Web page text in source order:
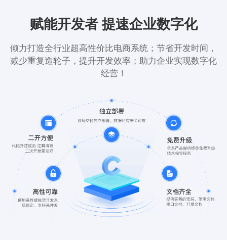
赋能开发者 提速企业数字化
倾力打造全行业超高性价比电商系统；节省开发时间，
减少重复造轮子，提升开发效率；助力企业实现数字化
经营！